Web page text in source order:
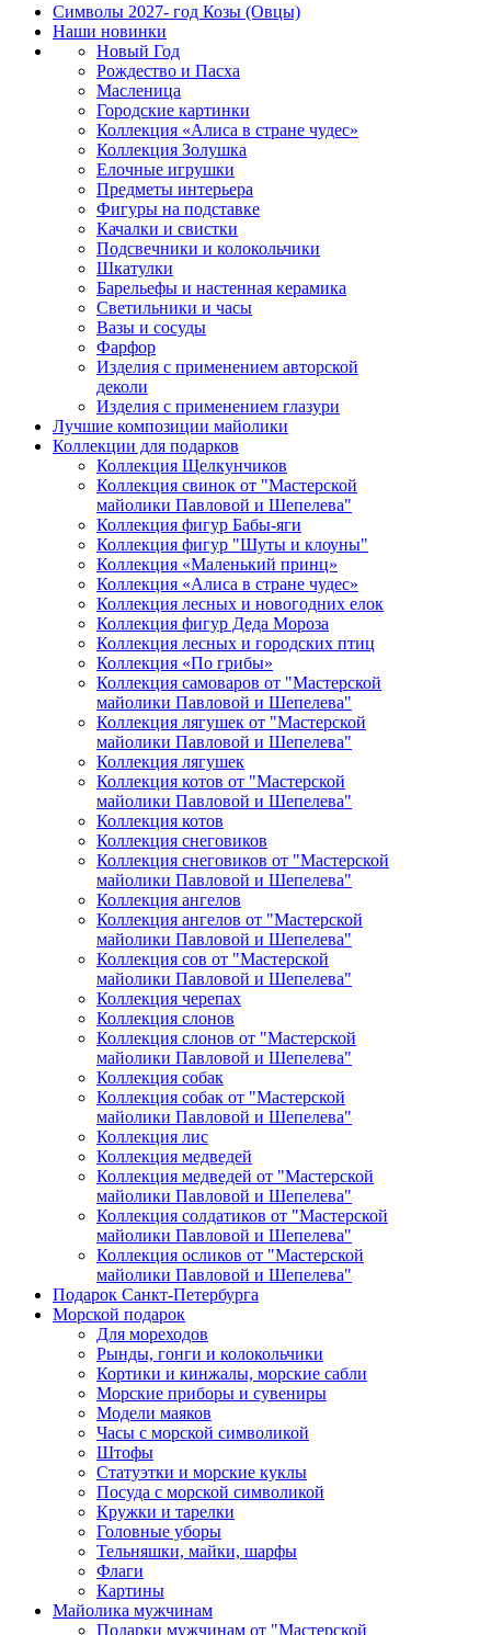
Символы 2027- год Козы (Овцы)
Наши новинки
Новый Год
Рождество и Пасха
Масленица
Городские картинки
Коллекция «Алиса в стране чудес»
Коллекция Золушка
Елочные игрушки
Предметы интерьера
Фигуры на подставке
Качалки и свистки
Подсвечники и колокольчики
Шкатулки
Барельефы и настенная керамика
Светильники и часы
Вазы и сосуды
Фарфор
Изделия с применением авторской
деколи
Изделия с применением глазури
Лучшие композиции майолики
Коллекции для подарков
Коллекция Щелкунчиков
Коллекция свинок от "Мастерской
майолики Павловой и Шепелева"
Коллекция фигур Бабы-яги
Коллекция фигур "Шуты и клоуны"
Коллекция «Маленький принц»
Коллекция «Алиса в стране чудес»
Коллекция лесных и новогодних елок
Коллекция фигур Деда Мороза
Коллекция лесных и городских птиц
Коллекция «По грибы»
Коллекция самоваров от "Мастерской
майолики Павловой и Шепелева"
Коллекция лягушек от "Мастерской
майолики Павловой и Шепелева"
Коллекция лягушек
Коллекция котов от "Мастерской
майолики Павловой и Шепелева"
Коллекция котов
Коллекция снеговиков
Коллекция снеговиков от "Мастерской
майолики Павловой и Шепелева"
Коллекция ангелов
Коллекция ангелов от "Мастерской
майолики Павловой и Шепелева"
Коллекция сов от "Мастерской
майолики Павловой и Шепелева"
Коллекция черепах
Коллекция слонов
Коллекция слонов от "Мастерской
майолики Павловой и Шепелева"
Коллекция собак
Коллекция собак от "Мастерской
майолики Павловой и Шепелева"
Коллекция лис
Коллекция медведей
Коллекция медведей от "Мастерской
майолики Павловой и Шепелева"
Коллекция солдатиков от "Мастерской
майолики Павловой и Шепелева"
Коллекция осликов от "Мастерской
майолики Павловой и Шепелева"
Подарок Санкт-Петербурга
Морской подарок
Для мореходов
Рынды, гонги и колокольчики
Кортики и кинжалы, морские сабли
Морские приборы и сувениры
Модели маяков
Часы с морской символикой
Штофы
Статуэтки и морские куклы
Посуда с морской символикой
Кружки и тарелки
Головные уборы
Тельняшки, майки, шарфы
Флаги
Картины
Майолика мужчинам
Подарки мужчинам от "Мастерской